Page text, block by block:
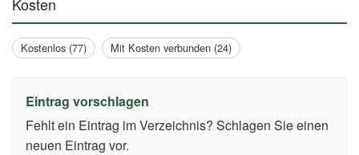
Kostenlos (77) Mit Kosten verbunden (24)
Eintrag vorschlagen
Fehlt ein Eintrag im Verzeichnis? Schlagen Sie einen
neuen Eintrag vor.